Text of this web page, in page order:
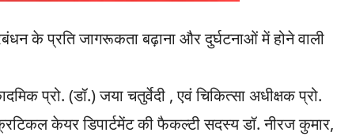
के प्रति जागरूकता बढ़ाना और दुर्घटनाओं में होने वाली
प्रो. (डॉ.) जया चतुर्वेदी , एवं चिकित्सा अधीक्षक प्रो.
केयर डिपार्टमेंट की फैकल्टी सदस्य डॉ. नीरज कुमार,